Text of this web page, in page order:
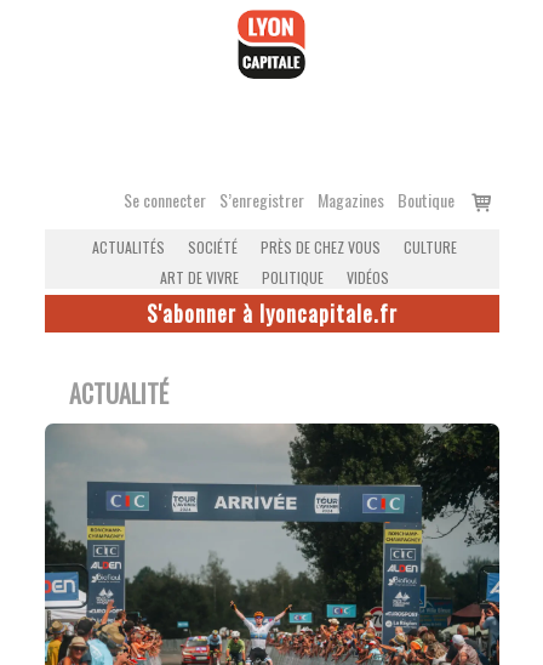
Se connecter S’enregistrer Magazines Boutique
Voir
ACTUALITÉS SOCIÉTÉ PRÈS DE CHEZ VOUS
CULTURE
ART DE VIVRE
POLITIQUE VIDÉOS
S'abonner à lyoncapitale.fr
ACTUALITÉ